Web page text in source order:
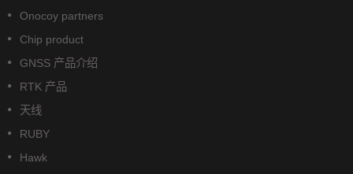
Onocoy partners
Chip product
GNSS 产品介绍
RTK 产品
天线
RUBY
Hawk